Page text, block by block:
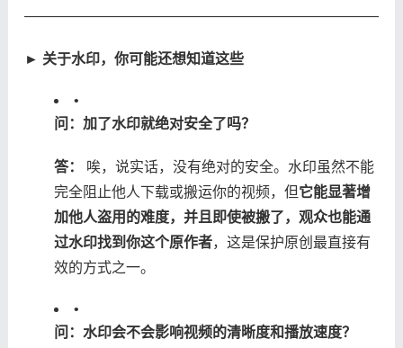
​► 关于水印，你可能还想知道这些​
•
​问：加了水印就绝对安全了吗？​
​答：​
​ 唉，说实话，没有绝对的安全。水印虽然不能
完全阻止他人下载或搬运你的视频，但​​它能显著增
加他人盗用的难度，并且即使被搬了，观众也能通
过水印找到你这个原作者​​，这是保护原创最直接有
效的方式之一。
•
​问：水印会不会影响视频的清晰度和播放速度？​